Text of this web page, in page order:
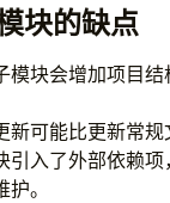
以进行频繁更新
录用法
块的缺点
模块会增加项目
新可能比更新常规
引入了外部依赖
。